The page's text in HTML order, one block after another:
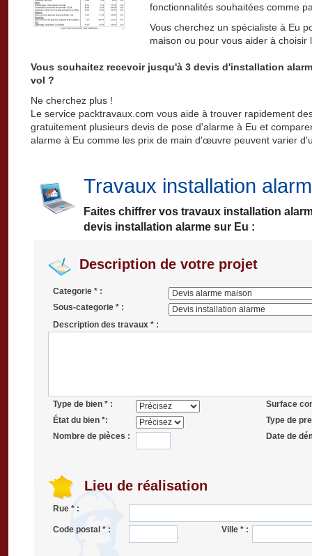
fonctionnalités souhaitées comme
Vous cherchez un spécialiste à Eu
maison ou pour vous aider à
Vous souhaitez recevoir jusqu'à 3 devis d'installation
vol ?
Ne cherchez plus !
Le service packtravaux.com vous aide à trouver rapidement
gratuitement plusieurs devis de pose d'alarme à Eu et
alarme à Eu comme les prix de main d'œuvre peuvent varier
Travaux installation
Faites chiffrer vos travaux installation
devis installation alarme sur Eu :
Description de votre projet
Categorie * :
Sous-categorie * :
Description des travaux * :
Type de bien * :
Surface
État du bien *:
Type de
Nombre de pièces :
Date de
Lieu de réalisation
Rue * :
Code postal * : Ville * :